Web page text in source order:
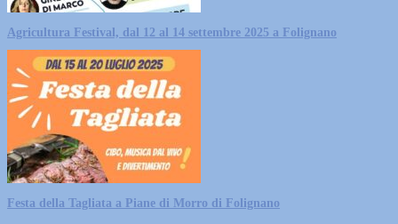
Agricultura Festival, dal 12 al 14 settembre 2025 a Folignano
Festa della Tagliata a Piane di Morro di Folignano